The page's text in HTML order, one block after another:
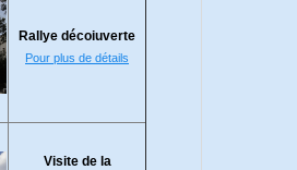
Rallye décoiuverte
Pour plus de détails
Visite de la